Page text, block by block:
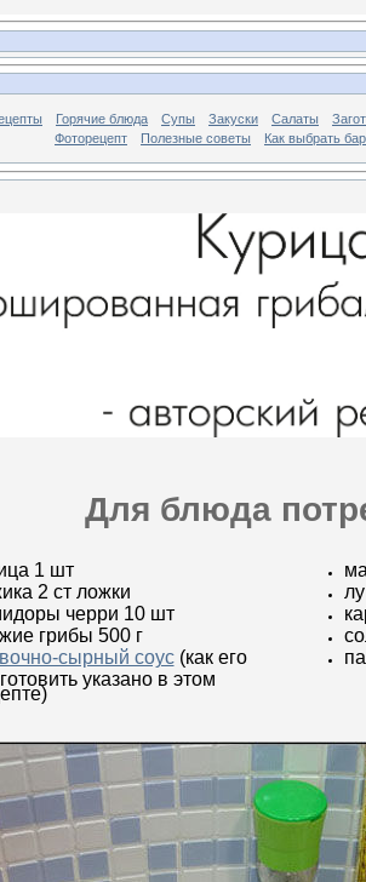
Горячие блюда Супы Закуски Салаты
Фоторецепт
Полезные советы Как выбрать
Для блюда
1 шт
2 ст ложки
черри 10 шт
грибы 500 г
сырный соус(как его
указано в этом